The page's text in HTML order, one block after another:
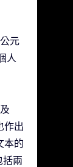
元
人
作出
本的
括兩